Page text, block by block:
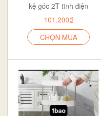
kệ góc 2T tĩnh điện
101.200₫
CHỌN MUA